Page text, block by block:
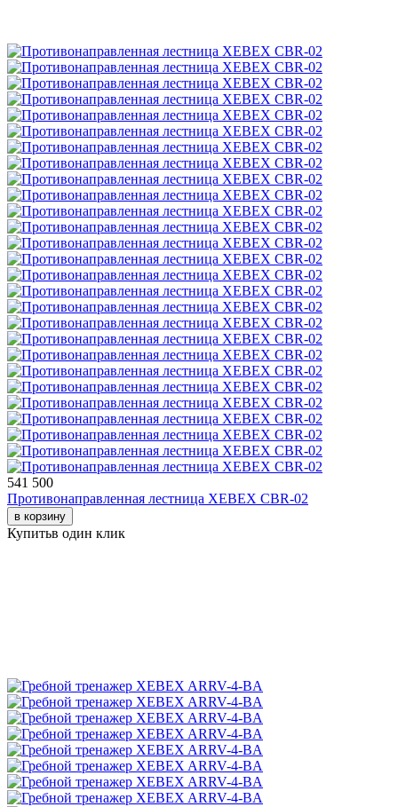
541 500
Противонаправленная лестница XEBEX CBR-02
в корзину
Купитьв один клик